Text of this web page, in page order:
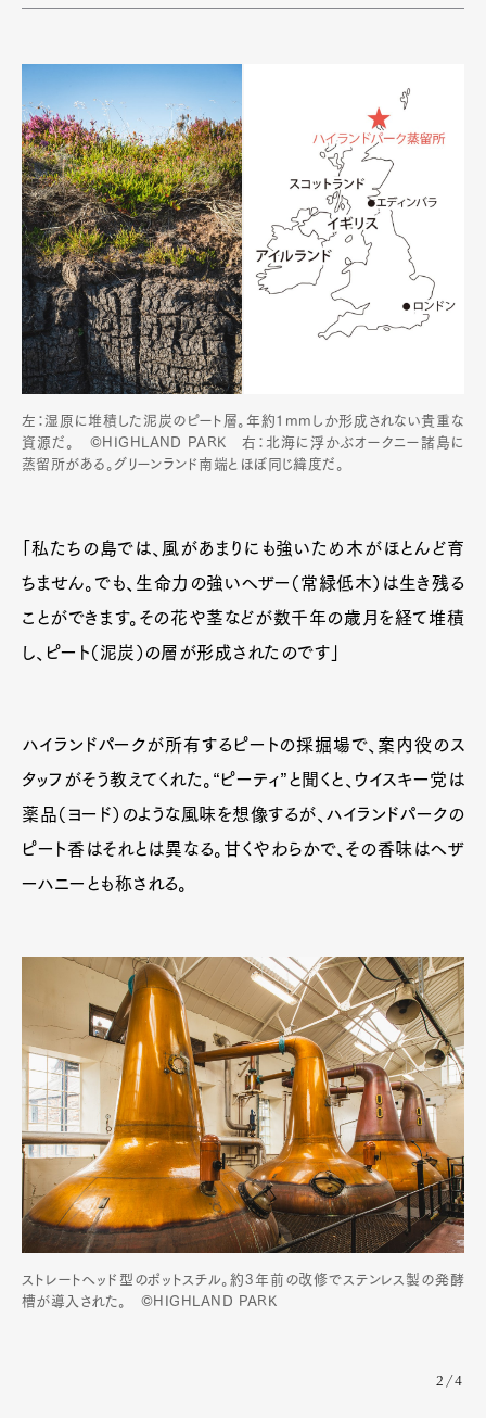
左：湿原に堆積した泥炭のピート層。年約1mmしか形成されない貴重な
資源だ。 ©HIGHLAND PARK 右：北海に浮かぶオークニー諸島に
蒸留所がある。グリーンランド南端とほぼ同じ緯度だ。
「私たちの島では、風があまりにも強いため木がほとんど育
ちません。でも、生命力の強いヘザー（常緑低木）は生き残る
ことができます。その花や茎などが数千年の歳月を経て堆積
し、ピート（泥炭）の層が形成されたのです」
ハイランドパークが所有するピートの採掘場で、案内役のス
タッフがそう教えてくれた。“ピーティ”と聞くと、ウイスキー党は
薬品（ヨード）のような風味を想像するが、ハイランドパークの
ピート香はそれとは異なる。甘くやわらかで、その香味はヘザ
ーハニーとも称される。
ストレートヘッド型のポットスチル。約3年前の改修でステンレス製の発酵
槽が導入された。 ©HIGHLAND PARK
2/4